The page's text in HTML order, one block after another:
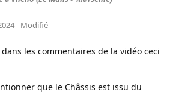
Modifié
les commentaires de la vidéo ceci
que le Châssis est issu du